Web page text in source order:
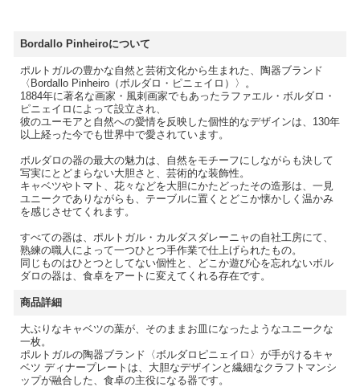
Bordallo Pinheiroについて
ポルトガルの豊かな自然と芸術文化から生まれた、陶器ブランド
〈Bordallo Pinheiro（ボルダロ・ピニェイロ）〉。
1884年に著名な画家・風刺画家でもあったラファエル・ボルダロ・
ピニェイロによって設立され、
彼のユーモアと自然への愛情を反映した個性的なデザインは、130年
以上経った今でも世界中で愛されています。
ボルダロの器の最大の魅力は、自然をモチーフにしながらも決して
写実にとどまらない大胆さと、芸術的な装飾性。
キャベツやトマト、花々などを大胆にかたどったその造形は、一見
ユニークでありながらも、テーブルに置くとどこか懐かしく温かみ
を感じさせてくれます。
すべての器は、ポルトガル・カルダスダレーニャの自社工房にて、
熟練の職人によって一つひとつ手作業で仕上げられたもの。
同じものはひとつとしてない個性と、どこか遊び心を忘れないボル
ダロの器は、食卓をアートに変えてくれる存在です。
商品詳細
大ぶりなキャベツの葉が、そのままお皿になったようなユニークな
一枚。
ポルトガルの陶器ブランド〈ボルダロピニェイロ〉が手がけるキャ
ベツ ディナープレートは、大胆なデザインと繊細なクラフトマンシ
ップが融合した、食卓の主役になる器です。